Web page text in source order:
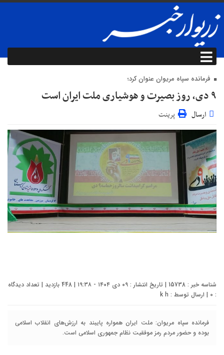
فرمانده سپاه مریوان عنوان کرد؛
۹ دی، روز بصیرت و هوشیاری ملت ایران است
ارسال پرینت
شناسه خبر : 15738 | تاریخ انتشار : ۰۹ دی ۱۴۰۴ - ۱۹:۳۸ | 448 بازدید | تعداد دیدگاه
:
0 | ارسال توسط : k h
فرمانده سپاه مریوان: ملت ایران همواره پایبند به ارزش‌های انقلاب اسلامی
بوده و حضور مردم رمز موفقیت نظام جمهوری اسلامی است.